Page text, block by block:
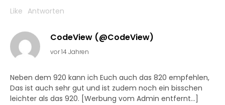
Like Antworten
CodeView (@CodeView)
vor 14 Jahren
Neben dem 920 kann ich Euch auch das 820 empfehlen,
Das ist auch sehr gut und ist zudem noch ein bisschen
leichter als das 920. [Werbung vom Admin entfernt…]